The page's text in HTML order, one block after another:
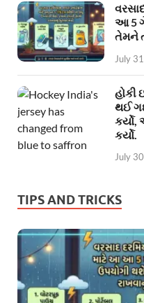
આ 5
તેમને
July
હોકી
થઈ
કર્યો.
July
TIPS AND TRICKS